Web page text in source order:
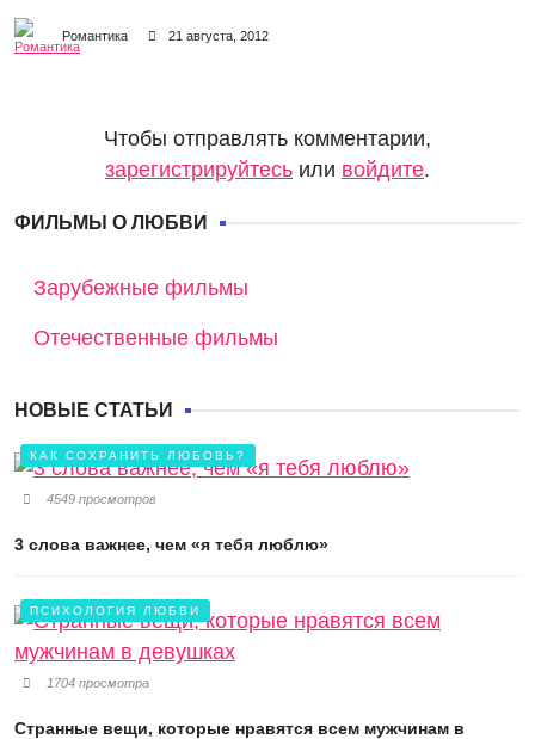
Романтика 21 августа, 2012
Чтобы отправлять комментарии,
зарегистрируйтесь или войдите.
ФИЛЬМЫ О ЛЮБВИ
Зарубежные фильмы
Отечественные фильмы
НОВЫЕ СТАТЬИ
КАК СОХРАНИТЬ ЛЮБОВЬ?
4549 просмотров
3 слова важнее, чем «я тебя люблю»
ПСИХОЛОГИЯ ЛЮБВИ
1704 просмотра
Странные вещи, которые нравятся всем мужчинам в